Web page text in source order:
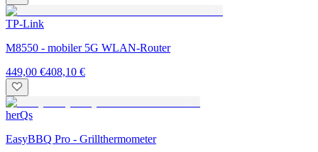
TP-Link
M8550 - mobiler 5G WLAN-Router
449,00 €408,10 €
herQs
EasyBBQ Pro - Grillthermometer